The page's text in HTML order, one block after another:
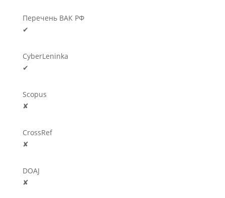
Перечень ВАК РФ
✔
CyberLeninka
✔
Scopus
✘
CrossRef
✘
DOAJ
✘